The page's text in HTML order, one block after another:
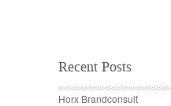
Recent Posts
Horx Brandconsult